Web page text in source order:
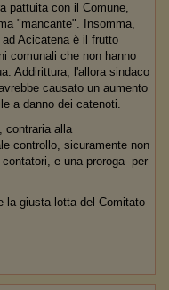
pattuita con il Comune,
"mancante". Insomma,
Acicatena è il frutto
comunali che non hanno
Addirittura, l'allora sindaco
causato un aumento
a danno dei catenoti.
contraria alla
controllo, sicuramente non
e una proroga per
la giusta lotta del Comitato